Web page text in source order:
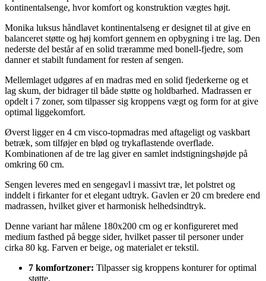
kontinentalsenge, hvor komfort og konstruktion vægtes højt.
Monika luksus håndlavet kontinentalseng er designet til at give en
balanceret støtte og høj komfort gennem en opbygning i tre lag. Den
nederste del består af en solid træramme med bonell-fjedre, som
danner et stabilt fundament for resten af sengen.
Mellemlaget udgøres af en madras med en solid fjederkerne og et
lag skum, der bidrager til både støtte og holdbarhed. Madrassen er
opdelt i 7 zoner, som tilpasser sig kroppens vægt og form for at give
optimal liggekomfort.
Øverst ligger en 4 cm visco-topmadras med aftageligt og vaskbart
betræk, som tilføjer en blød og trykaflastende overflade.
Kombinationen af de tre lag giver en samlet indstigningshøjde på
omkring 60 cm.
Sengen leveres med en sengegavl i massivt træ, let polstret og
inddelt i firkanter for et elegant udtryk. Gavlen er 20 cm bredere end
madrassen, hvilket giver et harmonisk helhedsindtryk.
Denne variant har målene 180x200 cm og er konfigureret med
medium fasthed på begge sider, hvilket passer til personer under
cirka 80 kg. Farven er beige, og materialet er tekstil.
7 komfortzoner: Tilpasser sig kroppens konturer for optimal
støtte.